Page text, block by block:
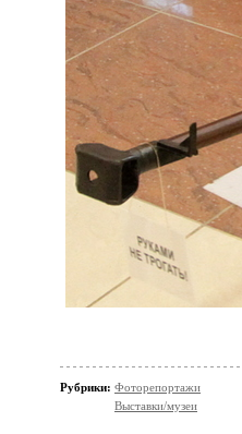
Рубрики: Фоторепортажи
Выставки/музеи